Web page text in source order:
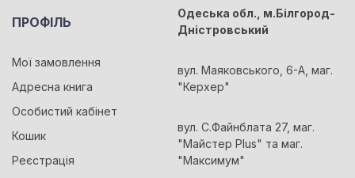
ПРОФІЛЬ
Мої замовлення
Адресна книга
Особистий кабінет
Кошик
Реєстрація
Одеська обл., м.Білгород-
Дністровський
вул. Маяковського, 6-А, маг.
"Керхер"
вул. С.Файнблата 27, маг.
"Майстер Plus" та маг.
"Максимум"